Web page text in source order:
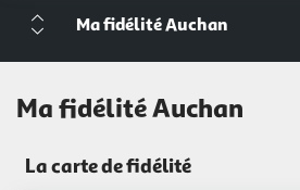
directement
directement
à
d'aide
Ma fidélité Auchan
Ma fidélité Auchan
La carte de fidélité